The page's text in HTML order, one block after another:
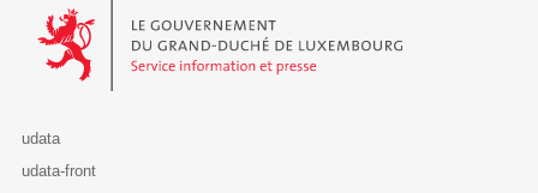
Le Gouvernement du Grand-Duché de Luxembourg - Service
udata
udata-front